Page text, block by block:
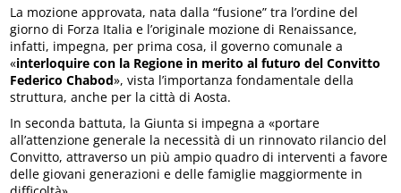
La mozione approvata, nata dalla “fusione” tra l’ordine del
giorno di Forza Italia e l’originale mozione di Renaissance,
infatti, impegna, per prima cosa, il governo comunale a
«interloquire con la Regione in merito al futuro del Convitto
Federico Chabod», vista l’importanza fondamentale della
struttura, anche per la città di Aosta.
In seconda battuta, la Giunta si impegna a «portare
all’attenzione generale la necessità di un rinnovato rilancio del
Convitto, attraverso un più ampio quadro di interventi a favore
delle giovani generazioni e delle famiglie maggiormente in